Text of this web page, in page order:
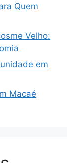
Quem
Velho:
em
Macaé